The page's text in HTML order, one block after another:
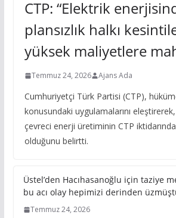
CTP: “Elektrik
plansızlık halkı
yüksek maliyetlere
Temmuz 24, 2026 Ajans Ada
Cumhuriyetçi Türk Partisi (CTP),
konusundaki uygulamalarını
çevreci enerji üretiminin CTP
olduğunu belirtti.
Üstel’den Hacıhasanoğlu için taziye
bu acı olay hepimizi derinden
Temmuz 24, 2026